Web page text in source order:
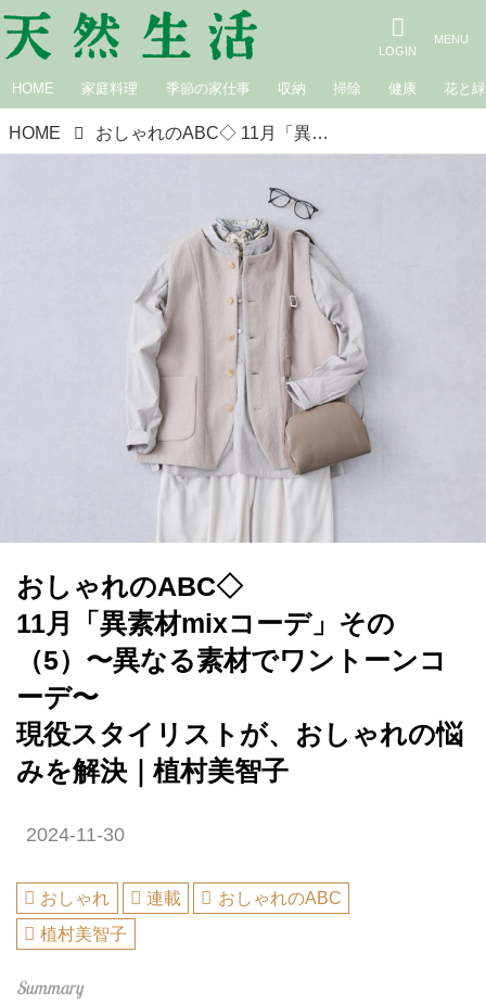
HOME 家庭料理 季節の家仕事 収納 掃除 健康 花と緑
HOME おしゃれのABC◇ 11月「異素材mixコーデ」その（5）〜異なる素材でワントーンコーデ〜 現役スタイリストが、おしゃれの悩みを解決｜植村美智子
おしゃれのABC◇
11月「異素材mixコーデ」その
（5）〜異なる素材でワントーンコ
ーデ〜
現役スタイリストが、おしゃれの悩
みを解決｜植村美智子
2024-11-30
おしゃれ 連載
おしゃれのABC
植村美智子